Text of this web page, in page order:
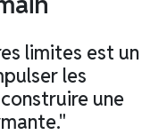
limites est un
les
une